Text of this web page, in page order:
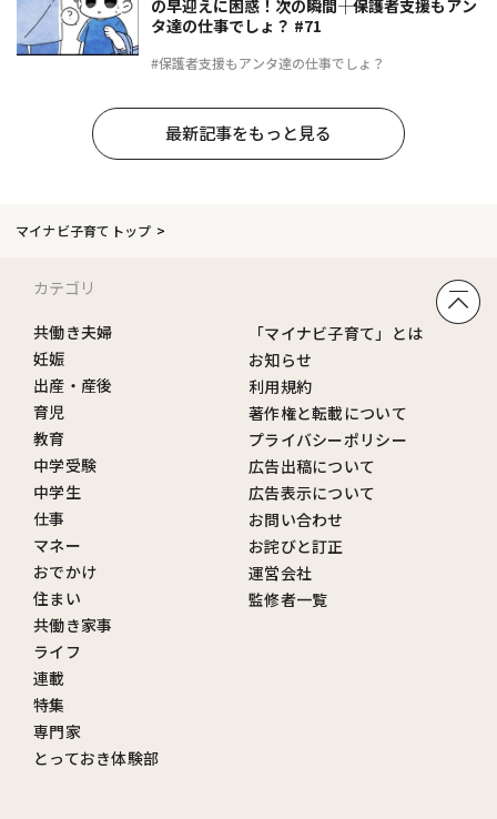
#保護者支援もアンタ達の仕事でしょ？
の早迎えに困惑！次の瞬間――｜保護者支援もアン
タ達の仕事でしょ？ #71
最新記事をもっと見る
マイナビ子育てトップ
カテゴリ
共働き夫婦
妊娠
出産・産後
育児
教育
中学受験
中学生
仕事
マネー
おでかけ
住まい
共働き家事
ライフ
連載
特集
専門家
とっておき体験部
「マイナビ子育て」とは
お知らせ
利用規約
著作権と転載について
プライバシーポリシー
広告出稿について
広告表示について
お問い合わせ
お詫びと訂正
運営会社
監修者一覧